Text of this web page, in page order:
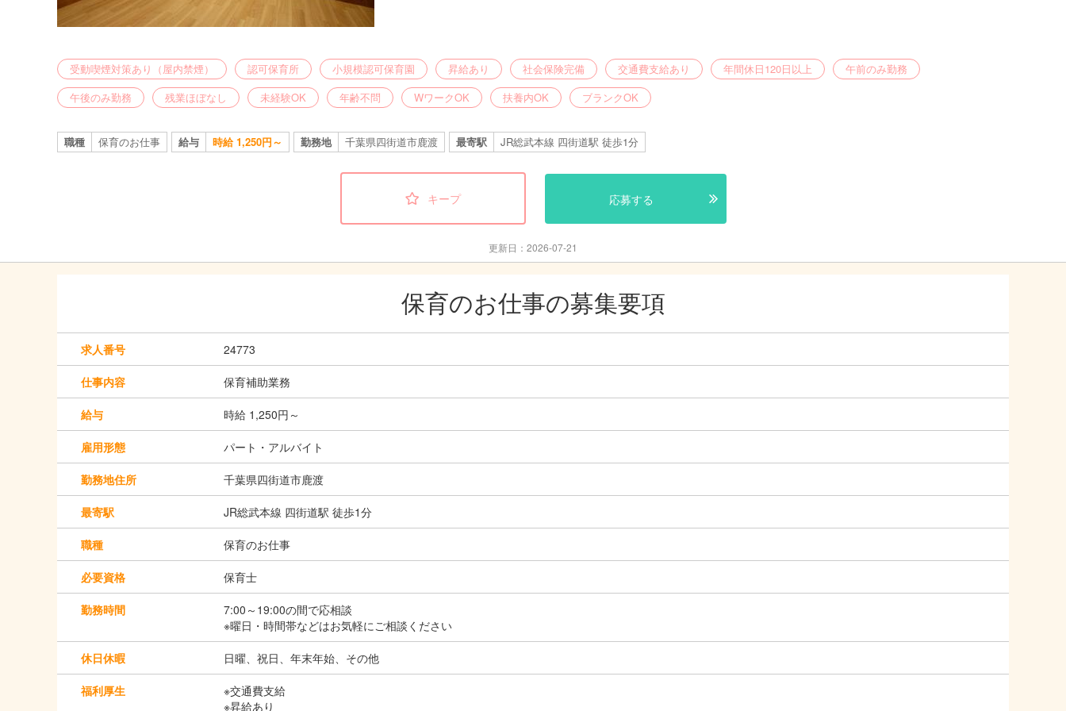
受動喫煙対策あり（屋内禁煙） 認可保育所 小規模認可保育園 昇給あり 社会保険完備 交通費支給あり 年間休日120日以上
午前のみ勤務
午後のみ勤務
残業ほぼなし 未経験OK 年齢不問 WワークOK 扶養内OK ブランクOK
職種 保育のお仕事 給与 時給 1,250円～ 勤務地 千葉県四街道市鹿渡 最寄駅 JR総武本線 四街道駅 徒歩1分
キープ 応募する
更新日：2026-07-21
保育のお仕事の募集要項
求人番号 24773
仕事内容 保育補助業務
給与 時給 1,250円～
雇用形態 パート・アルバイト
勤務地住所 千葉県四街道市鹿渡
最寄駅 JR総武本線 四街道駅 徒歩1分
職種 保育のお仕事
必要資格 保育士
勤務時間
7:00～19:00の間で応相談
※曜日・時間帯などはお気軽にご相談ください
休日休暇 日曜、祝日、年末年始、その他
福利厚生
※交通費支給
※昇給あり